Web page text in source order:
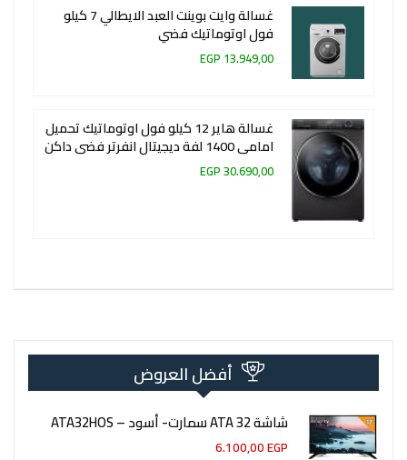
غسالة وايت بوينت العبد الايطالي 7 كيلو
فول اوتوماتيك فضي
13.949,00 EGP
غسالة هاير 12 كيلو فول اوتوماتيك تحميل
امامى 1400 لفة ديجيتال انفرتر فضى داكن
30.690,00 EGP
أفضل العروض
شاشة 32 ATA سمارت- أسود – ATA32HOS
6.100,00EGP